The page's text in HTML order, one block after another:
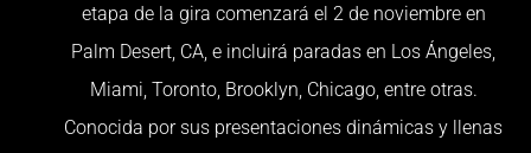
etapa de la gira comenzará el 2 de noviembre en
Palm Desert, CA, e incluirá paradas en Los Ángeles,
Miami, Toronto, Brooklyn, Chicago, entre otras.
Conocida por sus presentaciones dinámicas y llenas